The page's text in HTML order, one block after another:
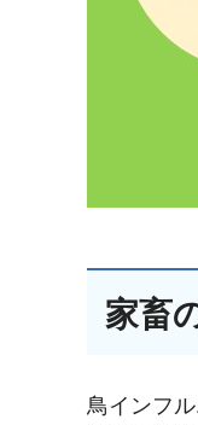
家畜
鳥インフ